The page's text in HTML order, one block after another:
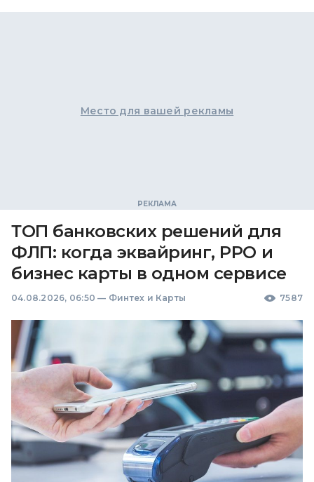
Место для вашей рекламы
ТОП банковских решений для
ФЛП: когда эквайринг, РРО и
бизнес карты в одном сервисе
04.08.2026, 06:50 — Финтех и Карты 7587